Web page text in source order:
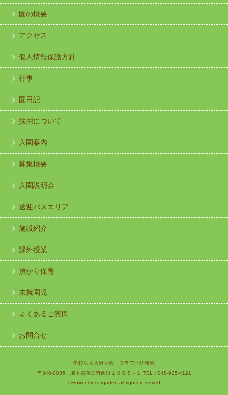
園の概要
アクセス
個人情報保護方針
行事
園日記
採用について
入園案内
募集概要
入園説明会
送迎バスエリア
施設紹介
課外授業
預かり保育
未就園児
よくあるご質問
お問合せ
学校法人大野学園 フラワー幼稚園
〒340-0035 埼玉県草加市西町１００５－１ TEL：048-925-4121
©Flower kindergarten all rights reserved